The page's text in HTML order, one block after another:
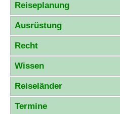
Reiseplanung
Ausrüstung
Recht
Wissen
Reiseländer
Termine